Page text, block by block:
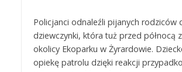
Policjanci odnaleźli pijanych rodziców
dziewczynki, która tuż przed północą
okolicy Ekoparku w Żyrardowie.
opiekę patrolu dzięki reakcji